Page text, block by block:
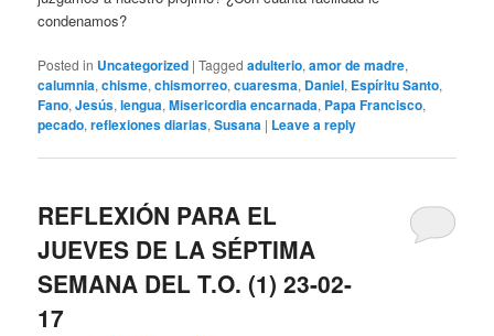
condenamos?
Posted in Uncategorized |Tagged adulterio,amor de madre,
calumnia,chisme,chismorreo,cuaresma, Daniel, Espíritu Santo,
Fano,Jesús,lengua,Misericordia encarnada, Papa Francisco,
pecado,reflexiones diarias,Susana | Leave a reply
REFLEXIÓN PARA EL
JUEVES DE LA SÉPTIMA
SEMANA DEL T.O. (1) 23-02-
17